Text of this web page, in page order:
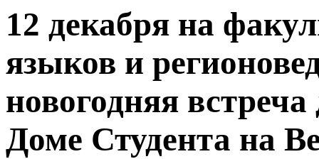
12 декабря на
языков и
новогодняя
Доме Студента на